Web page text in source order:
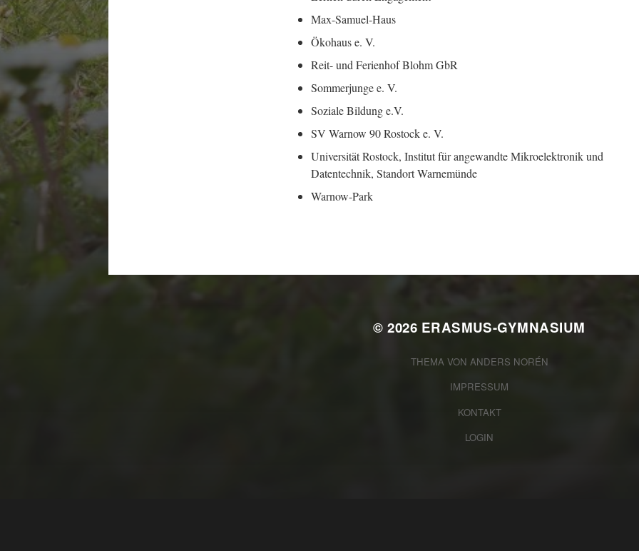
Max-Samuel-Haus
Ökohaus e. V.
Reit- und Ferienhof Blohm GbR
Sommerjunge e. V.
Soziale Bildung e.V.
SV Warnow 90 Rostock e. V.
Universität Rostock, Institut für angewandte Mikroelektronik und
Datentechnik, Standort Warnemünde
Warnow-Park
© 2026 ERASMUS-GYMNASIUM
THEMA VON ANDERS NORÉN
IMPRESSUM
KONTAKT
LOGIN